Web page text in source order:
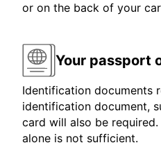
or on the back of your
Your passport
Identification documents
identification document,
card will also be required.
alone is not sufficient.